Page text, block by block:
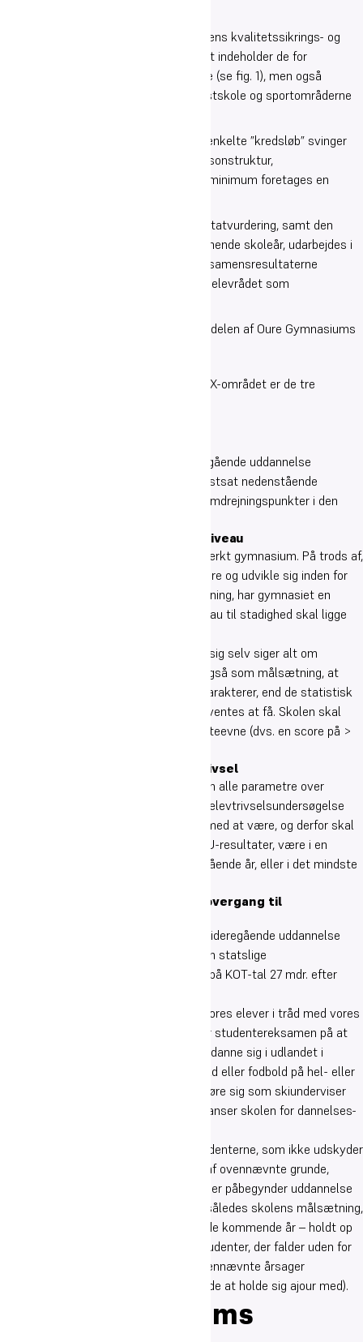
Denne kompleksitet afspejler sig i skolens kvalitetssikrings- og
kvalitetsudviklingssystem, der ikke blot indeholder de for
almindelige gymnasier forventelige dele (se fig. 1), men også
indeholder ”evalueringskredsløb” på kostskole og sportområderne
Kadencen i kvalitetsikringssystemets enkelte ”kredsløb” svinger
fra delområde til delområde (jf. bl.a. sæsonstruktur,
karaktergivningsdatoer mv.), men som minimum foretages en
Denne samlede selvevaluering og resultatvurdering, samt den
deraf følgende handleplan for det kommende skoleår, udarbejdes i
foråret/sommeren (og afsluttes når eksamensresultaterne
foreligger). I processen inddrages såvel elevrådet som
I det følgende omhandles primært STX-delen af Oure Gymnasiums
Hovedpunkterne i målsætningen for STX-området er de tre
Studenternes overgang til videregående uddannelse
For de nævnte elementer har skolen fastsat nedenstående
konkrete målsætninger, som vil være omdrejningspunkter i den
Målsætninger vedr. det faglige niveau
Oure Gymnasium vil være et fagligt stærkt gymnasium. På trods af,
at eleverne også har fokus på at udfordre og udvikle sig inden for
deres sportsgren eller kunstneriske retning, har gymnasiet en
ambition om, at elevernes karakterniveau til stadighed skal ligge
Da karaktergennemsnittet ikke i sig selv siger alt om
undervisningens kvalitet, har vi også som målsætning, at
eleverne helst skal have bedre karakterer, end de statistisk
og socioøkonomisk betragtet forventes at få. Skolen skal
således gerne have en positiv løfteevne (dvs. en score på >
Målsætninger vedr. elevernes trivsel
Elevernes trivsel ligger på næsten alle parametre over
landsgennemsnit i den nationale elevtrivselsundersøgelse
(ETU). Sådan skal det fortsætte med at være, og derfor skal
vores elevers trivsel, målt på ETU-resultater, være i en
positiv udvikling i forhold til foregående år, eller i det mindste
Målsætninger vedr. studenters overgang til
Oure-studenternes overgang til videregående uddannelse
ligger relativt lavt, målt ud fra den statslige
opgørelsesmetode (dvs. baseret på KOT-tal 27 mdr. efter
Dette skyldes bl.a., at en del af vores elever i tråd med vores
sport-profil bruger nogen tid efter studentereksamen på at
dyrke deres passion (fx ved at uddanne sig i udlandet i
tilknytning til dans, spille håndbold eller fodbold på hel- eller
halvprofessionelt niveau, dygtiggøre sig som skiunderviser
osv.). Denne type beskæftigelse anser skolen for dannelses-
Hvad angår den (store) del af studenterne, som ikke udskyder
deres danske uddannelsesstart af ovennævnte grunde,
ønsker skolen at højne andelen, der påbegynder uddannelse
senest efter 27 måneder. Det er således skolens målsætning,
at overgangsfrekvensen stiger i de kommende år – holdt op
imod størrelsen af den gruppe studenter, der falder uden for
den anvendte målemetode af ovennævnte årsager
(Omfanget forsøger skolen løbende at holde sig ajour med).
Oure Gymnasiums